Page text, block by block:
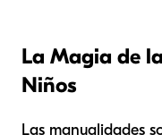
La Magia de
Niños
Las manualidades